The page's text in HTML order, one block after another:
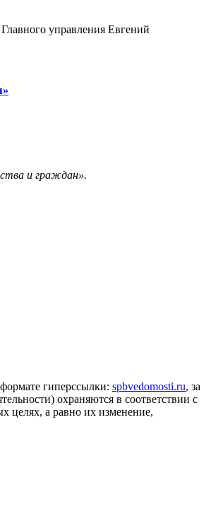
управления Евгений
и граждан».
гиперссылки: spbvedomosti.ru, за
охраняются в соответствии с
целях, а равно их изменение,